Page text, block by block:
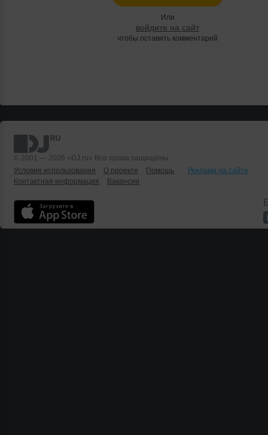
Или
войдите на сайт
чтобы оставить комментарий
© 2001 — 2026 «DJ.ru» Все права защищены.
Условия использования
О проекте Помощь
Реклама на сайте
Контактная информация
Вакансии